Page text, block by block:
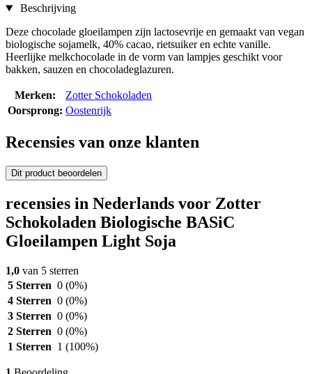
Beschrijving
Deze chocolade gloeilampen zijn lactosevrije en gemaakt van vegan
biologische sojamelk, 40% cacao, rietsuiker en echte vanille.
Heerlijke melkchocolade in de vorm van lampjes geschikt voor
bakken, sauzen en chocoladeglazuren.
Merken:
Zotter Schokoladen
Oorsprong: Oostenrijk
Recensies van onze klanten
Dit product beoordelen
recensies in Nederlands voor Zotter
Schokoladen Biologische BASiC
Gloeilampen Light Soja
1,0 van 5 sterren
5 Sterren 0 (0%)
4 Sterren 0 (0%)
3 Sterren 0 (0%)
2 Sterren 0 (0%)
1 Sterren 1 (100%)